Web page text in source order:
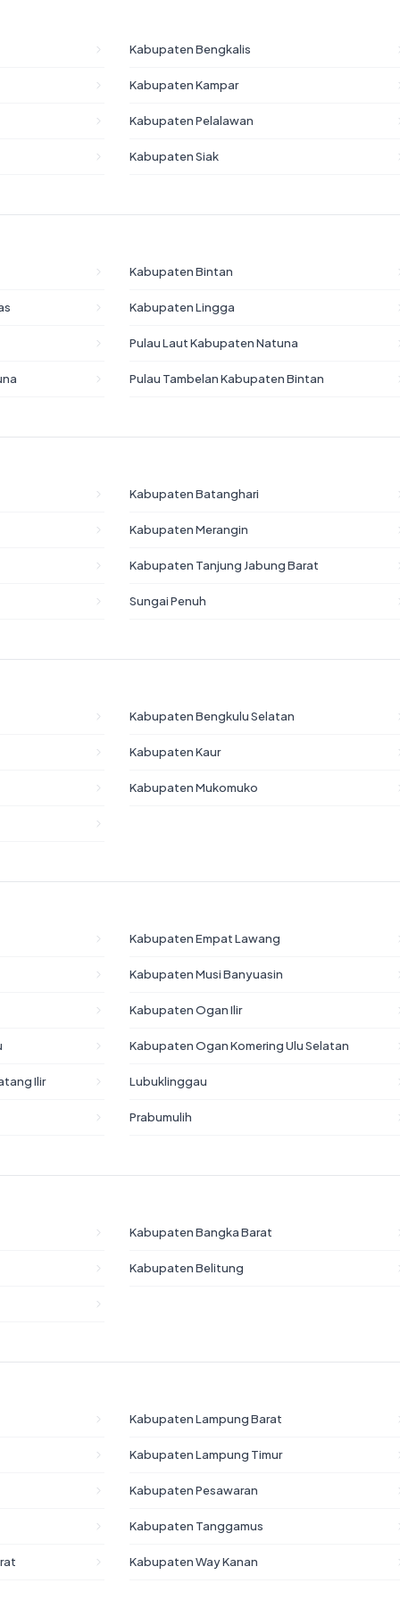
Kabupaten Bengkalis
Kabupaten Kampar
Kabupaten Pelalawan
Kabupaten Siak
Kabupaten Bintan
Kabupaten Lingga
Pulau Laut Kabupaten Natuna
Pulau Tambelan Kabupaten Bintan
Kabupaten Batanghari
Kabupaten Merangin
Kabupaten Tanjung Jabung Barat
Sungai Penuh
Kabupaten Bengkulu Selatan
Kabupaten Kaur
Kabupaten Mukomuko
Kabupaten Empat Lawang
Kabupaten Musi Banyuasin
Kabupaten Ogan Ilir
Kabupaten Ogan Komering Ulu Selatan
Ilir Lubuklinggau
Prabumulih
Kabupaten Bangka Barat
Kabupaten Belitung
Kabupaten Lampung Barat
Kabupaten Lampung Timur
Kabupaten Pesawaran
Kabupaten Tanggamus
Kabupaten Way Kanan